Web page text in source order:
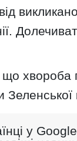
хвороба
у Google